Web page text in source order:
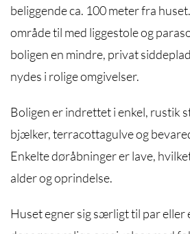
beliggende ca. 100 meter fra
område til med liggestole og
boligen en mindre, privat
nydes i rolige omgivelser.
Boligen er indrettet i enkel, rustik
bjælker, terracottagulve og
Enkelte døråbninger er lave,
alder og oprindelse.
Huset egner sig særligt til par eller